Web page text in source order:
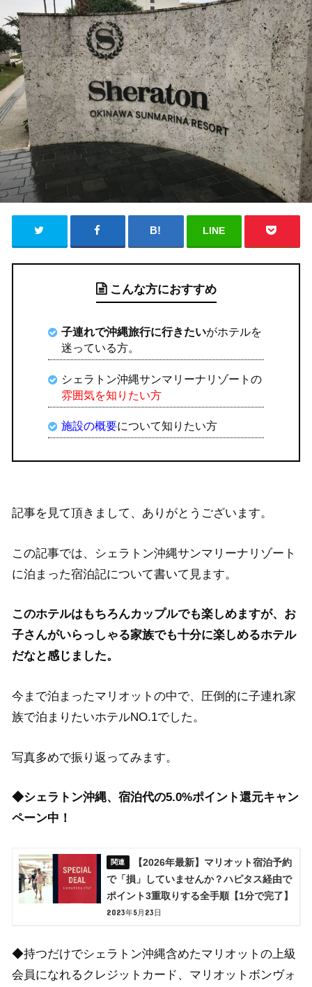
LINE
こんな方におすすめ
子連れで沖縄旅行に行きたいがホテルを
迷っている方。
シェラトン沖縄サンマリーナリゾートの
雰囲気を知りたい方
施設の概要について知りたい方
記事を見て頂きまして、ありがとうございます。
この記事では、シェラトン沖縄サンマリーナリゾート
に泊まった宿泊記について書いて見ます。
このホテルはもちろんカップルでも楽しめますが、お
子さんがいらっしゃる家族でも十分に楽しめるホテル
だなと感じました。
今まで泊まったマリオットの中で、圧倒的に子連れ家
族で泊まりたいホテルNO.1でした。
写真多めで振り返ってみます。
◆シェラトン沖縄、宿泊代の5.0%ポイント還元キャン
ペーン中！
【2026年最新】マリオット宿泊予約
で「損」していませんか？ハピタス経由で
ポイント3重取りする全手順【1分で完了】
2023年5月23日
◆持つだけでシェラトン沖縄含めたマリオットの上級
会員になれるクレジットカード、マリオットボンヴォ